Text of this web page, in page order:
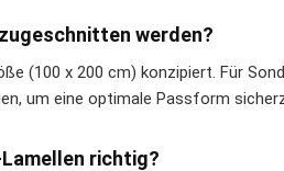
werden?
(100 x 200 cm) konzipiert. Für
um eine optimale Passform
richtig?